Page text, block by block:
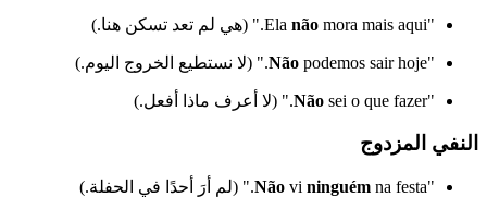
"Ela
não mora mais aqui." (هي لم تعد تسكن هنا.)
"
Não podemos sair hoje." (لا نستطيع الخروج اليوم.)
"
Não sei o que fazer." (لا أعرف ماذا أفعل.)
النفي المزدوج
"
Não vi ninguém na festa." (لم أرَ أحدًا في الحفلة.)